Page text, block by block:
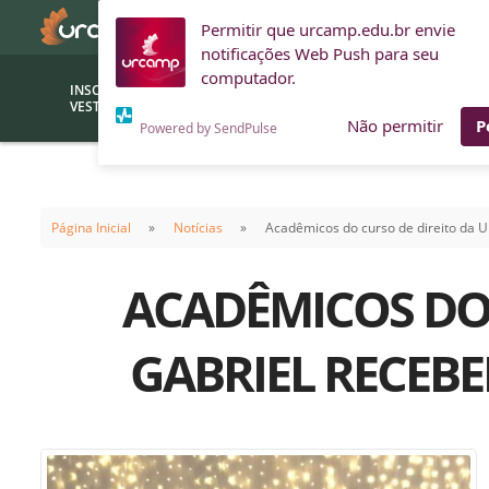
Permitir que urcamp.edu.br envie
notificações Web Push para seu
computador.
Powered by SendPulse Não permitir
INSCRIÇÕES
VESTIBULAR
BOLSAS E
(funcionários/professores)
PROUNI
Descontos
Saiba como ingressar na
URCAMP
Fale com um
Fiscal
Página Inicial Notícias Acadêmicos do curso de direito da
ACADÊMICOS
GABRIEL